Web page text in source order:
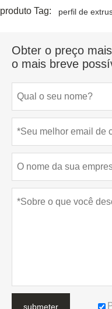
produto Tag: perfil de
Obter o preço
o mais breve
submeter